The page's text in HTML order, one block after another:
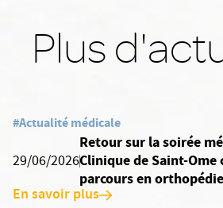
Plus
#Actualité médicale
29/06/2026
Retour sur la soirée
Clinique de Saint-Ome
parcours en orthopédie
En savoir plus